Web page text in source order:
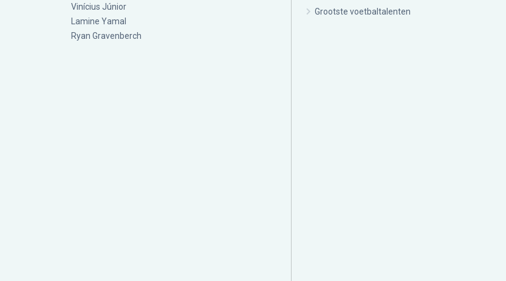
Vinícius Júnior
Lamine Yamal
Ryan Gravenberch
Grootste voetbaltalenten